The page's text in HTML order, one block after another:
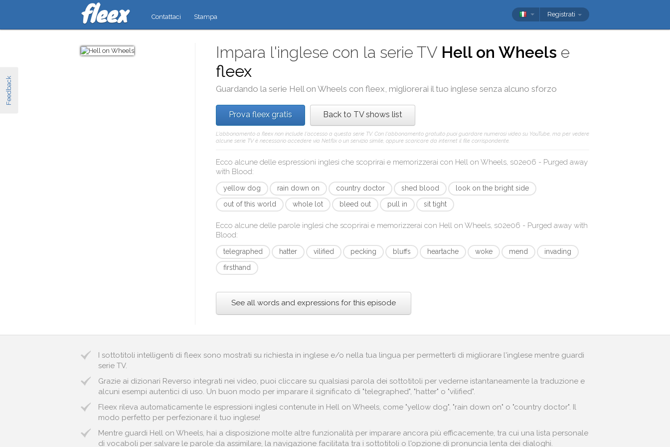
Feedback
Contattaci Stampa Registrati
Impara l'inglese con la serie TV Hell on Wheels e
fleex
Guardando la serie Hell on Wheels con fleex, migliorerai il tuo inglese senza alcuno sforzo
Prova fleex gratis Back to TV shows list
L'abbonamento a fleex non include l'accesso a questa serie TV. Con l'abbonamento gratuito puoi guardare numerosi video su YouTube, ma per vedere
alcune serie TV è necessario accedere via Netflix o un servizio simile, oppure scaricare da internet il file corrispondente.
Ecco alcune delle espressioni inglesi che scoprirai e memorizzerai con Hell on Wheels, s02e06 - Purged away
with Blood:
yellow dog rain down on country doctor shed blood
look on the bright side
out of this world
whole lot bleed out pull in sit tight
Ecco alcune delle parole inglesi che scoprirai e memorizzerai con Hell on Wheels, s02e06 - Purged away with
Blood:
telegraphed hatter vilified pecking bluffs heartache woke mend
invading
firsthand
See all words and expressions for this episode
I sottotitoli intelligenti di fleex sono mostrati su richiesta in inglese e/o nella tua lingua per permetterti di migliorare l'inglese mentre guardi
serie TV.
Grazie ai dizionari Reverso integrati nei video, puoi cliccare su qualsiasi parola dei sottotitoli per vederne istantaneamente la traduzione e
alcuni esempi autentici di uso. Un buon modo per imparare il significato di "telegraphed", "hatter" o "vilified".
Fleex rileva automaticamente le espressioni inglesi contenute in Hell on Wheels, come "yellow dog", "rain down on" o "country doctor". Il
modo perfetto per perfezionare il tuo inglese!
Mentre guardi Hell on Wheels, hai a disposizione molte altre funzionalità per imparare ancora più efficacemente, tra cui una lista personale
di vocaboli per salvare le parole da assimilare, la navigazione facilitata tra i sottotitoli o l'opzione di pronuncia lenta dei dialoghi.